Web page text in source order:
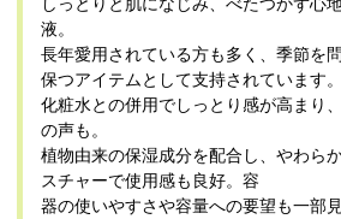
しっとりと肌になじみ、べたつかず心
液。
長年愛用されている方も多く、季節を
保つアイテムとして支持されています。
化粧水との併用でしっとり感が高まり
の声も。
植物由来の保湿成分を配合し、やわら
スチャーで使用感も良好。容
器の使いやすさや容量への要望も一部